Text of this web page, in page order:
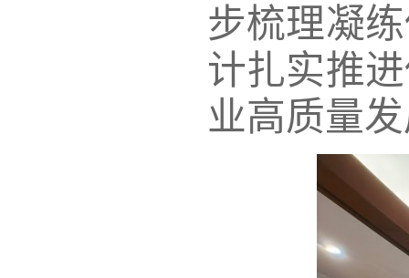
步梳理凝
计扎实推
业高质量